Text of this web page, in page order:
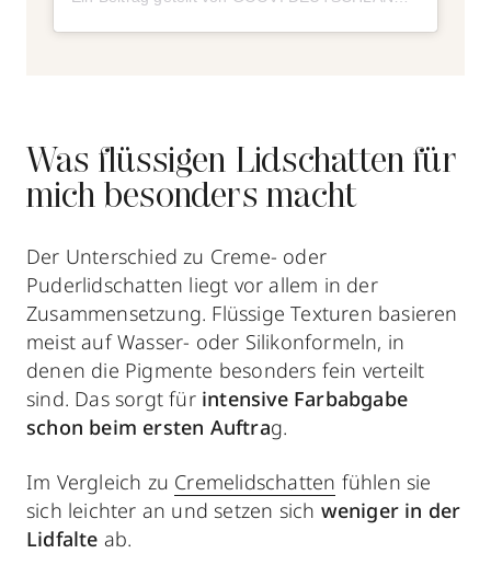
Was flüssigen Lidschatten für
mich besonders macht
Der Unterschied zu Creme- oder
Puderlidschatten liegt vor allem in der
Zusammensetzung. Flüssige Texturen basieren
meist auf Wasser- oder Silikonformeln, in
denen die Pigmente besonders fein verteilt
sind. Das sorgt für intensive Farbabgabe
schon beim ersten Auftrag.
Im Vergleich zu Cremelidschatten fühlen sie
sich leichter an und setzen sich weniger in der
Lidfalte ab.